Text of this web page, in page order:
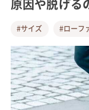
原因や脱げる
#サイズ #ローフ